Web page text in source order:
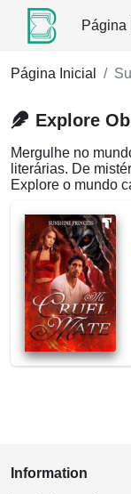
Página
Página Inicial
Explore
Mergulhe no
literárias. De
Explore o mundo
Information